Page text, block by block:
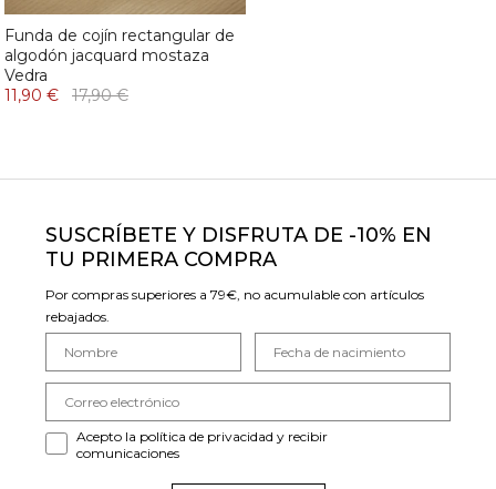
Funda de cojín rectangular de
algodón jacquard mostaza
Vedra
11,90 €
17,90 €
SUSCRÍBETE Y DISFRUTA DE -10% EN
TU PRIMERA COMPRA
Por compras superiores a 79€, no acumulable con artículos
rebajados.
Acepto la política de privacidad y recibir
comunicaciones